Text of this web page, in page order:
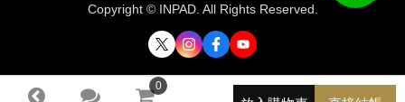
0
Copyright © INPAD. All Rights Reserved.
0